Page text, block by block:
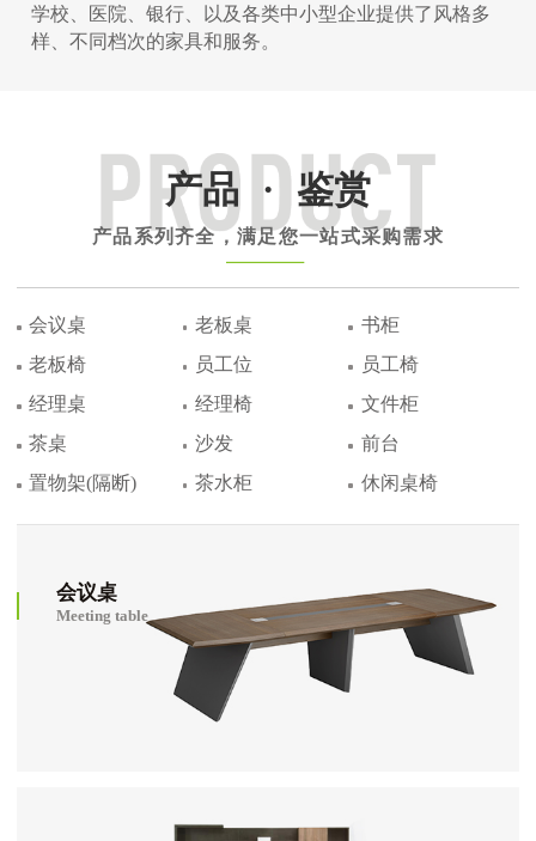
学校、医院、银行、以及各类中小型企业提供了风格多
样、不同档次的家具和服务。
产品 · 鉴赏
产品系列齐全，满足您一站式采购需求
会议桌 老板桌
书柜
老板椅
员工位
员工椅
经理桌
经理椅
文件柜
茶桌
沙发
前台
置物架(隔断)
茶水柜 休闲桌椅
会议桌
Meeting table